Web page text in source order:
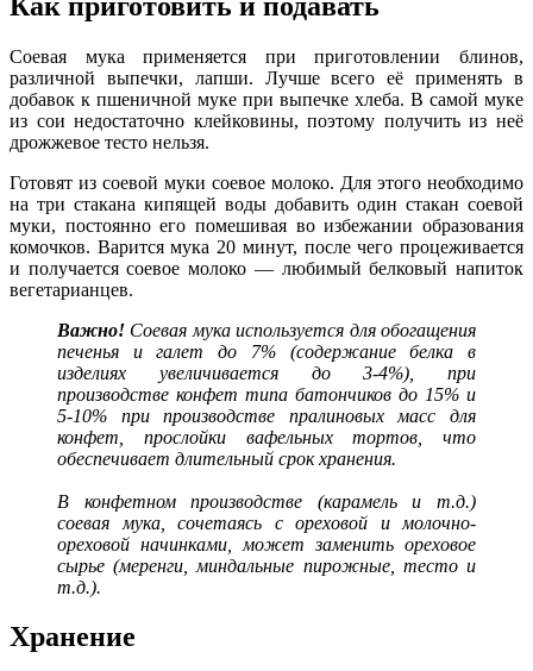
Соевая мука применяется при приготовлении блинов,
различной выпечки, лапши. Лучше всего её применять в
добавок к пшеничной муке при выпечке хлеба. В самой муке
из сои недостаточно клейковины, поэтому получить из неё
дрожжевое тесто нельзя.
Готовят из соевой муки соевое молоко. Для этого необходимо
на три стакана кипящей воды добавить один стакан соевой
муки, постоянно его помешивая во избежании образования
комочков. Варится мука 20 минут, после чего процеживается
и получается соевое молоко — любимый белковый напиток
вегетарианцев.
Важно! Соевая мука используется для обогащения
печенья и галет до 7% (содержание белка в
изделиях увеличивается до 3-4%), при
производстве конфет типа батончиков до 15% и
5-10% при производстве пралиновых масс для
конфет, прослойки вафельных тортов, что
обеспечивает длительный срок хранения.
В конфетном производстве (карамель и т.д.)
соевая мука, сочетаясь с ореховой и молочно-
ореховой начинками, может заменить ореховое
сырье (меренги, миндальные пирожные, тесто и
т.д.).
Хранение